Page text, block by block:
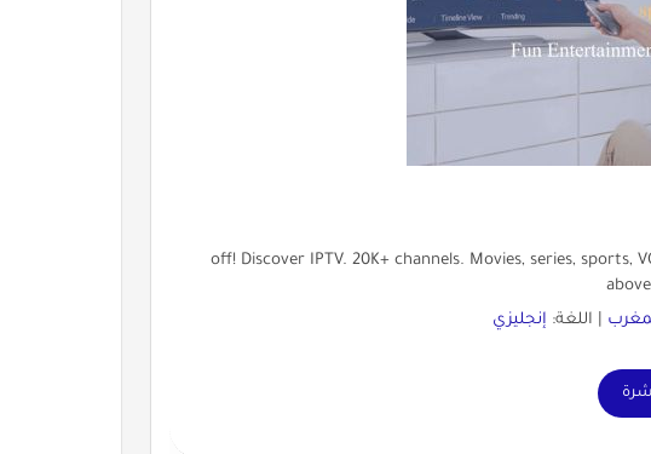
35% off! Discover IPTV. 20K+ channels. Movies, series,
| اللغة: إنجليزي